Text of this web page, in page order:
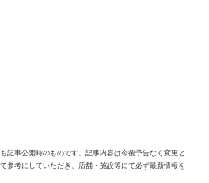
記事公開時のものです。記事内容は今後予告なく変更と
参考にしていただき、店舗・施設等にて必ず最新情報を